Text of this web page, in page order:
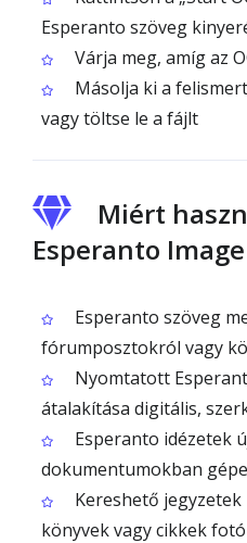
Esperanto szöveg
Várja meg, amíg az
Másolja ki a
vagy töltse le a fájlt
Miért
Esperanto Image
Esperanto szöveg
fórumposztokról vagy
Nyomtatott
átalakítása digitális,
Esperanto idézetek
dokumentumokban
Kereshető
könyvek vagy cikkek